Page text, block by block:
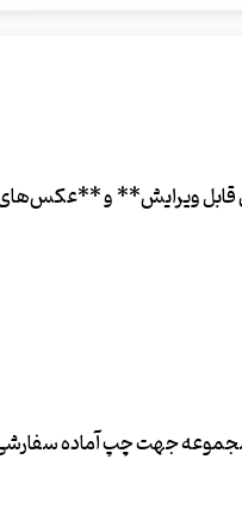
ویرایش** و **عکس‌های
مجموعه جهت چپ آماده